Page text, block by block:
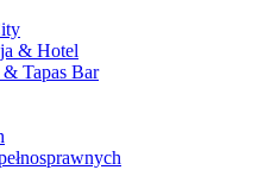
& Hotel
& Tapas Bar